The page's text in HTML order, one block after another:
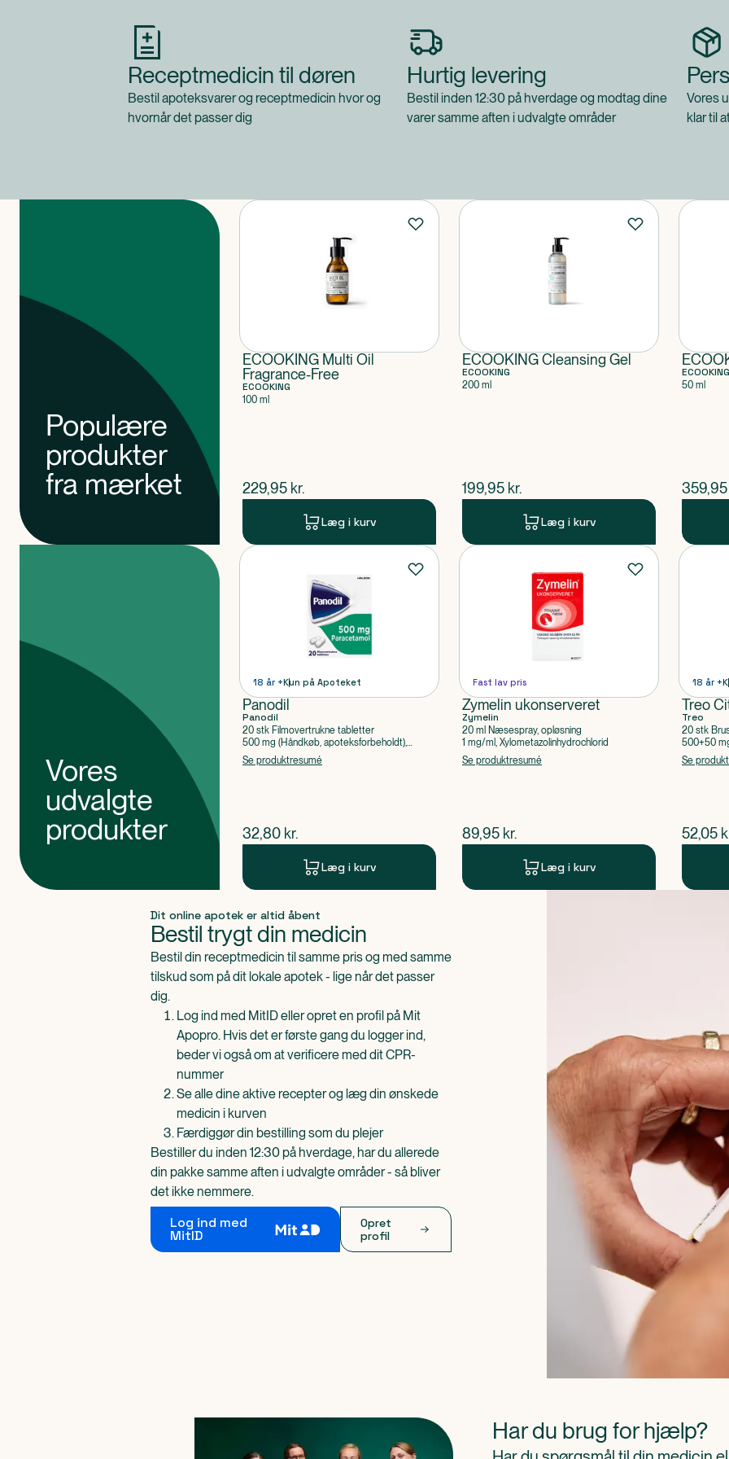
Receptmedicin til døren
Bestil apoteksvarer og receptmedicin hvor og
hvornår det passer dig
Hurtig levering
Bestil inden 12:30 på hverdage og modtag dine
varer samme aften i udvalgte områder
Vores
klar til
Populære
produkter
fra mærket
ECOOKING Multi Oil
Fragrance-Free
ECOOKING
100 ml
$nuværende pris
229,95 kr.
Læg i kurv
ECOOKING Cleansing Gel
ECOOKING
200 ml
$nuværende pris
199,95 kr.
Læg i kurv
ECOOKING
50 ml
$
359,95
Vores
udvalgte
produkter
18 år +Kun på Apoteket
Panodil
Panodil
20 stk Filmovertrukne tabletter
500 mg (Håndkøb, apoteksforbeholdt),
Paracetamol
Se produktresumé
$nuværende pris
32,80 kr.
Læg i kurv
Fast lav pris
Zymelin ukonserveret
Zymelin
20 ml Næsespray, opløsning
1 mg/ml, Xylometazolinhydrochlorid
Se produktresumé
$nuværende pris
89,95 kr.
Læg i kurv
18 år +
Treo
Treo
20 stk
500+50
Se
$
52,05
Dit online apotek er altid åbent
Bestil trygt din medicin
Bestil din receptmedicin til samme pris og med samme
tilskud som på dit lokale apotek - lige når det passer
dig.
Log ind med MitID eller opret en profil på Mit
Apopro. Hvis det er første gang du logger ind,
beder vi også om at verificere med dit CPR-
nummer
Se alle dine aktive recepter og læg din ønskede
medicin i kurven
Færdiggør din bestilling som du plejer
Bestiller du inden 12:30 på hverdage, har du allerede
din pakke samme aften i udvalgte områder - så bliver
det ikke nemmere.
Log ind med
MitID
Opret
profil
Har du brug for hjælp?